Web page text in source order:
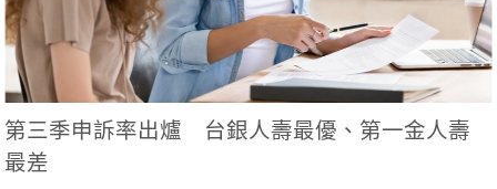
第三季申訴率出爐 台銀人壽最優、第一金人壽
最差